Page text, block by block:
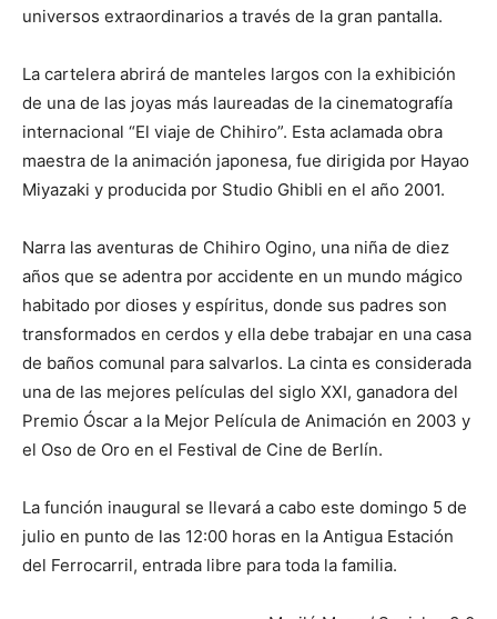
universos extraordinarios a través de la gran pantalla.
La cartelera abrirá de manteles largos con la exhibición
de una de las joyas más laureadas de la cinematografía
internacional “El viaje de Chihiro”. Esta aclamada obra
maestra de la animación japonesa, fue dirigida por Hayao
Miyazaki y producida por Studio Ghibli en el año 2001.
Narra las aventuras de Chihiro Ogino, una niña de diez
años que se adentra por accidente en un mundo mágico
habitado por dioses y espíritus, donde sus padres son
transformados en cerdos y ella debe trabajar en una casa
de baños comunal para salvarlos. La cinta es considerada
una de las mejores películas del siglo XXI, ganadora del
Premio Óscar a la Mejor Película de Animación en 2003 y
el Oso de Oro en el Festival de Cine de Berlín.
La función inaugural se llevará a cabo este domingo 5 de
julio en punto de las 12:00 horas en la Antigua Estación
del Ferrocarril, entrada libre para toda la familia.